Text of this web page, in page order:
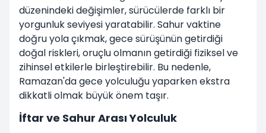
düzenindeki değişimler, sürücülerde farklı bir
yorgunluk seviyesi yaratabilir. Sahur vaktine
doğru yola çıkmak, gece sürüşünün getirdiği
doğal riskleri, oruçlu olmanın getirdiği fiziksel ve
zihinsel etkilerle birleştirebilir. Bu nedenle,
Ramazan'da gece yolculuğu yaparken ekstra
dikkatli olmak büyük önem taşır.
İftar ve Sahur Arası Yolculuk